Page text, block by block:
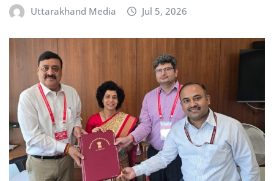
Uttarakhand Media Jul 5, 2026